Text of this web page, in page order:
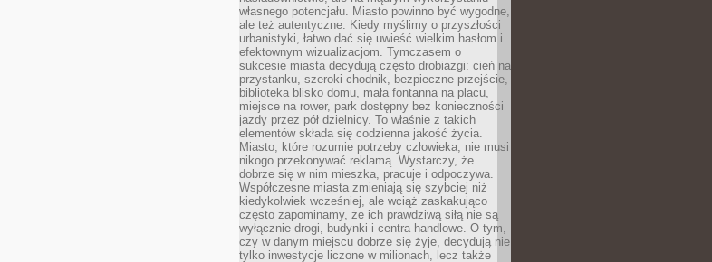
własnego potencjału. Miasto powinno być wygodne,
ale też autentyczne. Kiedy myślimy o przyszłości
urbanistyki, łatwo dać się uwieść wielkim hasłom i
efektownym wizualizacjom. Tymczasem o
sukcesie miasta decydują często drobiazgi: cień na
przystanku, szeroki chodnik, bezpieczne przejście,
biblioteka blisko domu, mała fontanna na placu,
miejsce na rower, park dostępny bez konieczności
jazdy przez pół dzielnicy. To właśnie z takich
elementów składa się codzienna jakość życia.
Miasto, które rozumie potrzeby człowieka, nie musi
nikogo przekonywać reklamą. Wystarczy, że
dobrze się w nim mieszka, pracuje i odpoczywa.
Współczesne miasta zmieniają się szybciej niż
kiedykolwiek wcześniej, ale wciąż zaskakująco
często zapominamy, że ich prawdziwą siłą nie są
wyłącznie drogi, budynki i centra handlowe. O tym,
czy w danym miejscu dobrze się żyje, decydują nie
tylko inwestycje liczone w milionach, lecz także